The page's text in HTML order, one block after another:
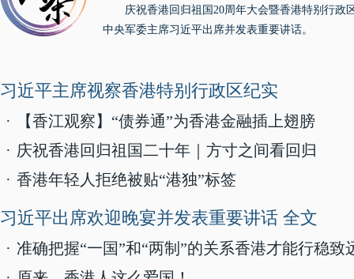
庆祝香港回归祖国20周年大会暨香港特别行
中央军委主席习近平出席并发表重要讲话。
习近平主席视察香港特别行政区纪实
·
【香江观察】“债券通”为香港金融插上翅膀
· 庆祝香港回归祖国二十年｜方寸之间看回归
· 香港年轻人拒绝被贴“港独”标签
习近平出席欢迎晚宴并发表重要讲话 全文
· 准确把握“一国”和“两制”的关系香港才能行稳致